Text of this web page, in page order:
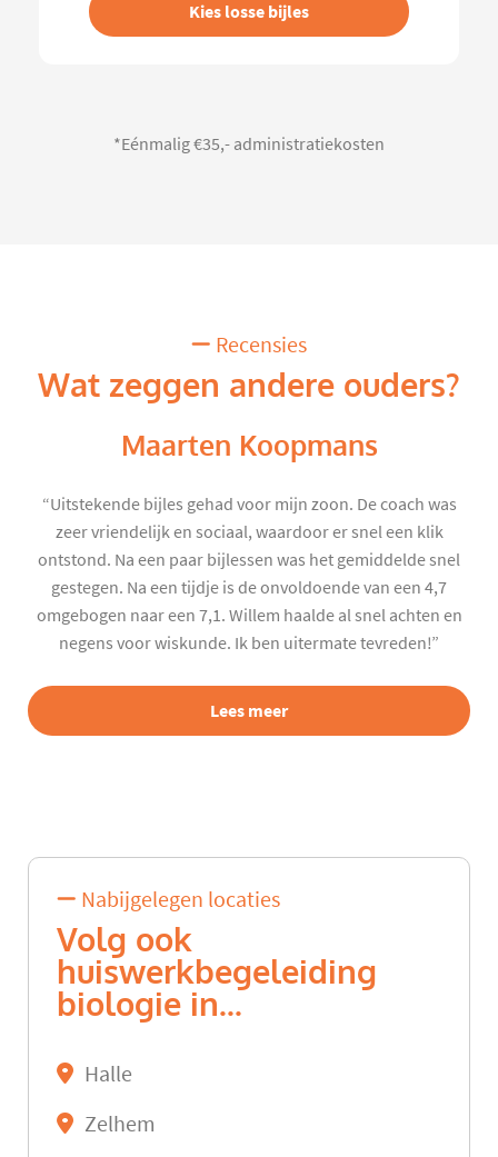
Kies losse bijles
*Eénmalig €35,- administratiekosten
Recensies
Wat zeggen andere ouders?
Maarten Koopmans
“Uitstekende bijles gehad voor mijn zoon. De coach was
zeer vriendelijk en sociaal, waardoor er snel een klik
ontstond. Na een paar bijlessen was het gemiddelde snel
gestegen. Na een tijdje is de onvoldoende van een 4,7
omgebogen naar een 7,1. Willem haalde al snel achten en
negens voor wiskunde. Ik ben uitermate tevreden!”
Lees meer
Nabijgelegen locaties
Volg ook
huiswerkbegeleiding
biologie in...
Halle
Zelhem